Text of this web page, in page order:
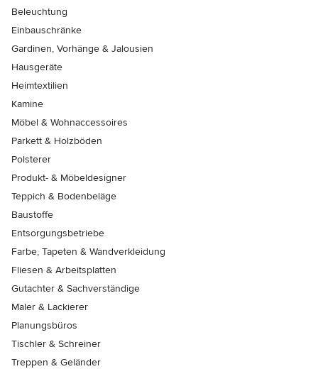
Beleuchtung
Einbauschränke
Gardinen, Vorhänge & Jalousien
Hausgeräte
Heimtextilien
Kamine
Möbel & Wohnaccessoires
Parkett & Holzböden
Polsterer
Produkt- & Möbeldesigner
Teppich & Bodenbeläge
Baustoffe
Entsorgungsbetriebe
Farbe, Tapeten & Wandverkleidung
Fliesen & Arbeitsplatten
Gutachter & Sachverständige
Maler & Lackierer
Planungsbüros
Tischler & Schreiner
Treppen & Geländer